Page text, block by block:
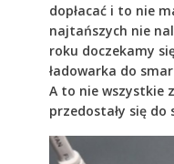
dopłacać i to nie
najtańszych nie
roku doczekamy
ładowarka do
A to nie wszystkie
przedostały się do